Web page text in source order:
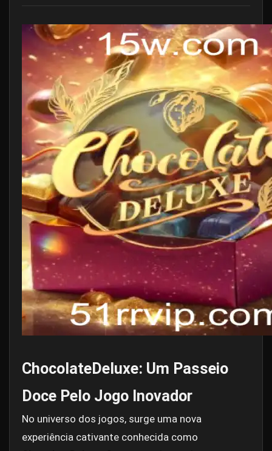
ChocolateDeluxe: Um Passeio
Doce Pelo Jogo Inovador
No universo dos jogos, surge uma nova
experiência cativante conhecida como